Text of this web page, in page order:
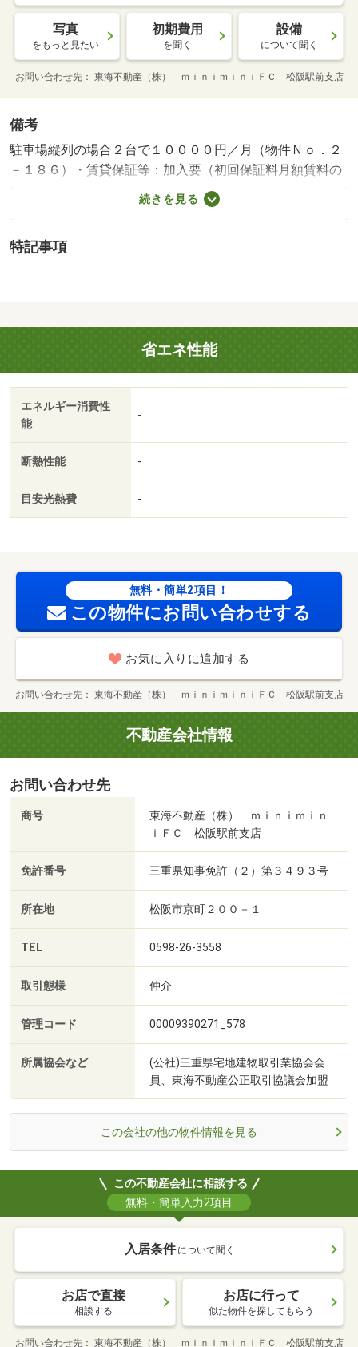
写真
をもっと見たい
初期費用
を聞く
設備
について聞く
お問い合わせ先 東海不動産（株） ｍｉｎｉｍｉｎｉＦＣ 松阪駅前支店
備考
駐車場縦列の場合２台で１００００円／月（物件Ｎｏ．２
－１８６）・賃貸保証等：加入要（初回保証料月額賃料の
４０％必要。下限１．６万円。（１年更新時１万円必
要））・周辺施設充実しており生活に便利な立地です♪・バ
続きを見る
特記事項
省エネ性能
エネルギー消費性
能
-
断熱性能 -
目安光熱費 -
無料・簡単2項目！
この物件にお問い合わせする
お気に入りに追加する
お問い合わせ先 東海不動産（株） ｍｉｎｉｍｉｎｉＦＣ 松阪駅前支店
不動産会社情報
お問い合わせ先
商号
東海不動産（株） ｍｉｎｉｍｉｎ
ｉＦＣ 松阪駅前支店
免許番号 三重県知事免許（２）第３４９３号
所在地 松阪市京町２００－１
TEL 0598-26-3558
取引態様 仲介
管理コード 00009390271_578
所属協会など
(公社)三重県宅地建物取引業協会会
員、東海不動産公正取引協議会加盟
この会社の他の物件情報を見る
この不動産会社に相談する
無料・簡単入力2項目
入居条件 について聞く
お店で直接
相談する
お店に行って
似た物件を探してもらう
お問い合わせ先 東海不動産（株） ｍｉｎｉｍｉｎｉＦＣ 松阪駅前支店